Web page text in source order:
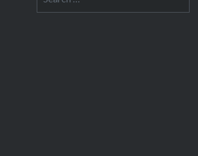
for: